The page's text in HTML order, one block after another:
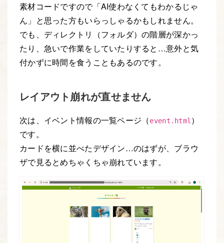
素材コードですので「AI使わなくてもわかるじゃ
ん」と思った方もいらっしゃるかもしれません。
でも、ディレクトリ（フォルダ）の階層が深かっ
たり、急いで作業をしていたりすると…意外と気
付かずに時間を食うこともあるのです。
レイアウト崩れが直せません
次は、イベント情報の一覧ページ（event.html ）
です。
カードを横に並べたデザイン…のはずが、ブラウ
ザで見るとめちゃくちゃ崩れています。